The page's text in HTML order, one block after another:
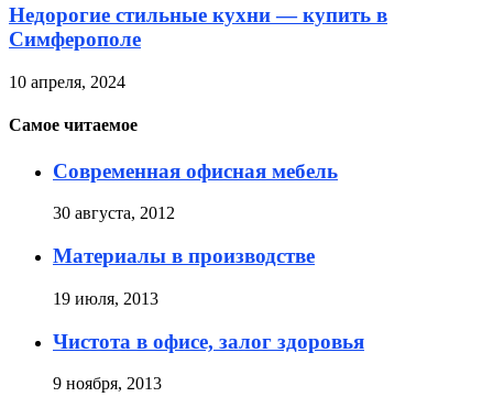
Недорогие стильные кухни — купить в
Симферополе
10 апреля, 2024
Самое читаемое
Современная офисная мебель
30 августа, 2012
Материалы в производстве
19 июля, 2013
Чистота в офисе, залог здоровья
9 ноября, 2013